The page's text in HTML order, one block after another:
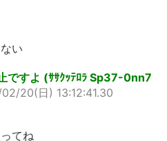
い
ですよ (ｻｻｸｯﾃﾛﾗ Sp37-0nn7
20(日) 13:12:41.30
てね